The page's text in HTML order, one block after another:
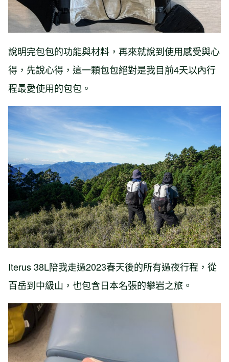
說明完包包的功能與材料，再來就說到使用感受與心
得，先說心得，這一顆包包絕對是我目前4天以內行
程最愛使用的包包。
Iterus 38L陪我走過2023春天後的所有過夜行程，從
百岳到中級山，也包含日本名張的攀岩之旅。